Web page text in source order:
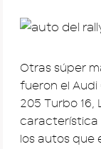
Otras súper
fueron el
205 Turbo 16,
característica
los autos que